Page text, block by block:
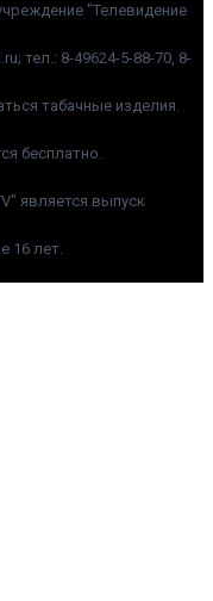
"Телевидение
тел.: 8-49624-5-88-70, 8-
табачные изделия.
бесплатно.
является выпуск
16 лет.